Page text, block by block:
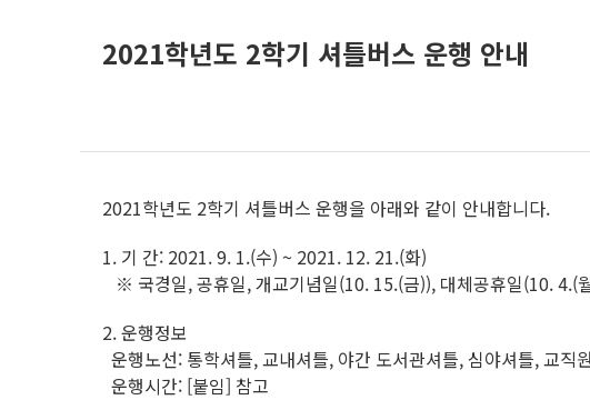
2021학년도 2학기 셔틀버스 운행 안내
2021학년도 2학기 셔틀버스 운행을 아래와 같이 안내합니다.
1. 기 간: 2021. 9. 1.(수) ~ 2021. 12. 21.(화)
※ 국경일, 공휴일, 개교기념일(10. 15.(금)), 대체공휴일(10. 4.(
2. 운행정보
운행노선: 통학셔틀, 교내셔틀, 야간 도서관셔틀, 심야셔틀, 교직
운행시간: [붙임] 참고